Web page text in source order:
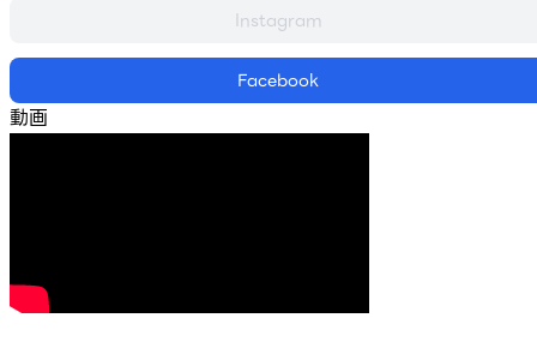
Instagram
Facebook
動画